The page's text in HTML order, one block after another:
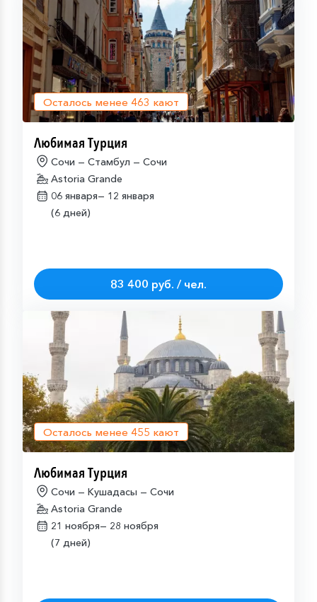
Осталось менее 463 кают
Любимая Турция
Сочи — Стамбул — Сочи
Astoria Grande
06 января— 12 января
(6 дней)
83 400 руб. / чел.
Осталось менее 455 кают
Любимая Турция
Сочи — Кушадасы — Сочи
Astoria Grande
21 ноября— 28 ноября
(7 дней)